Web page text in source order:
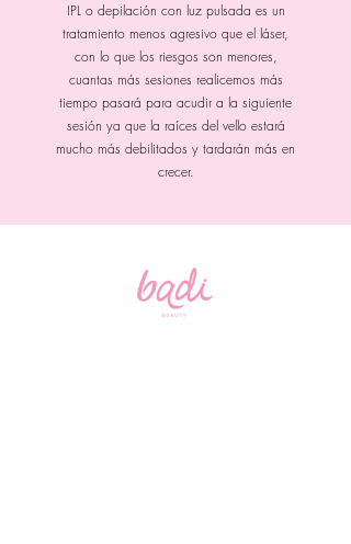
IPL o depilación con luz pulsada es un
tratamiento menos agresivo que el láser,
con lo que los riesgos son menores,
cuantas más sesiones realicemos más
tiempo pasará para acudir a la siguiente
sesión ya que la raíces del vello estará
mucho más debilitados y tardarán más en
crecer.